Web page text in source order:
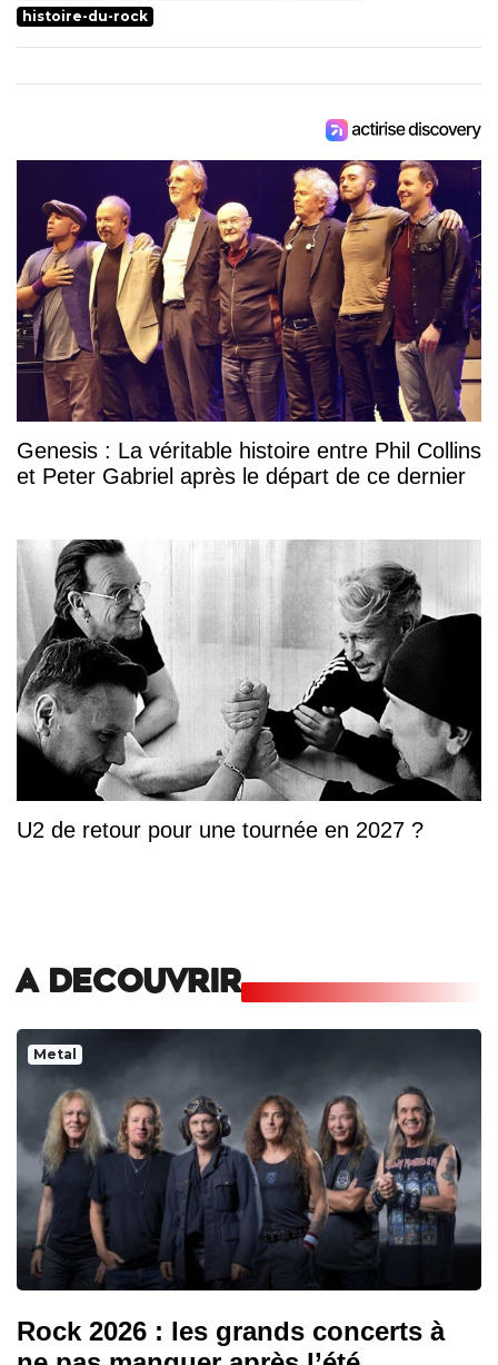
histoire-du-rock
Genesis : La véritable histoire entre Phil Collins
et Peter Gabriel après le départ de ce dernier
U2 de retour pour une tournée en 2027 ?
A DECOUVRIR
Metal
Rock 2026 : les grands concerts à